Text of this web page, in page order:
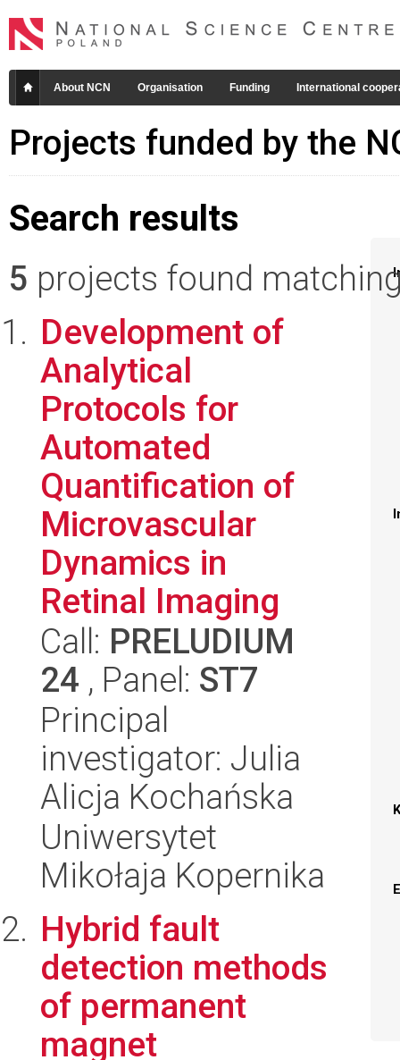
About NCN Organisation Funding International
Projects funded by the
Search results
5 projects found
Development of
Analytical
Protocols for
Automated
Quantification of
Microvascular
Dynamics in
Retinal Imaging
Call: PRELUDIUM
24 , Panel: ST7
Principal
investigator: Julia
Alicja Kochańska
Uniwersytet
Mikołaja Kopernika
Hybrid fault
detection methods
of permanent
magnet